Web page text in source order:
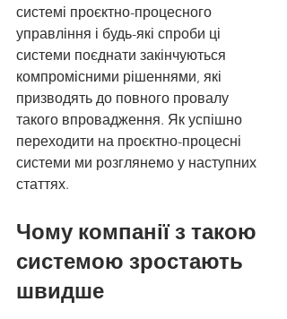
системі проєктно-процесного
управління і будь-які спроби ці
системи поєднати закінчуються
компромісними рішеннями, які
призводять до повного провалу
такого впровадження. Як успішно
переходити на проєктно-процесні
системи ми розглянемо у наступних
статтях.
Чому компанії з такою
системою зростають
швидше